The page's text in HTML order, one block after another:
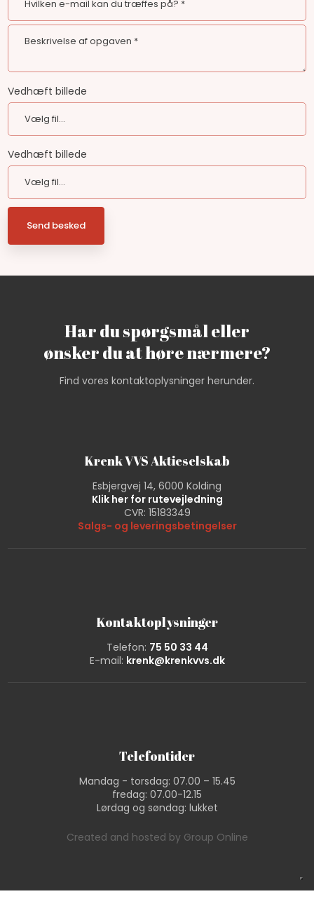
Vedhæft billede
Vedhæft billede
Har du spørgsmål eller
​ønsker du at høre nærmere?
Find vores kontaktoplysninger herunder.
Krenk VVS Aktieselskab
Esbjergvej 14, 6000 Kolding
Klik her for rutevejledning
CVR: 15183349
Salgs- og leveringsbetingelser​
Kontaktoplysninger
Telefon: 75 50 33 44
E-mail: krenk@krenkvvs.dk
Telefontider
Mandag - torsdag: 07.00 – 15.45​
fredag: 07.00-12.15​
Lørdag og søndag: lukket
Created and hosted by Group Online